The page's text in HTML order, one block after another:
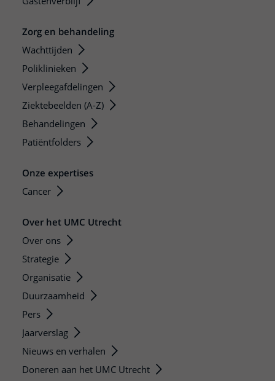
Zorg en behandeling
Wachttijden
Poliklinieken
Verpleegafdelingen
Ziektebeelden (A-Z)
Behandelingen
Patiëntfolders
Onze expertises
Cancer
Over het UMC Utrecht
Over ons
Strategie
Organisatie
Duurzaamheid
Pers
Jaarverslag
Nieuws en verhalen
Doneren aan het UMC Utrecht